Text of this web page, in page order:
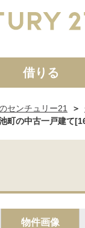
築一戸建て
借りる
センチュリー21
町の中古一戸建て
物件画像